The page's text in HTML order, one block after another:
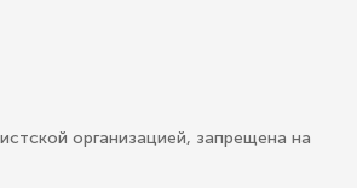
организацией, запрещена на